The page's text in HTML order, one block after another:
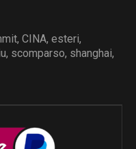
, CINA, esteri,
, scomparso, shanghai,